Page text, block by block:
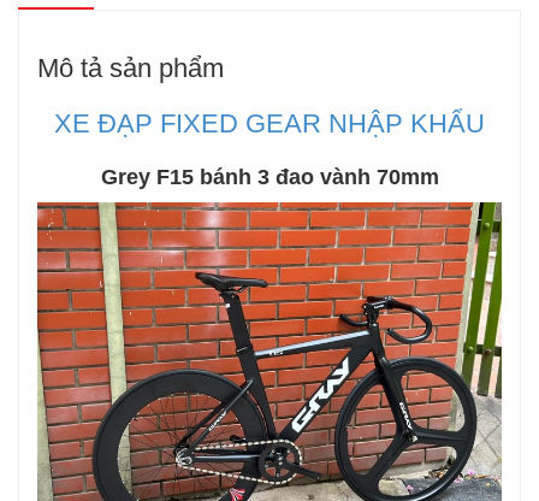
Mô tả sản phẩm
XE ĐẠP FIXED GEAR NHẬP KHẨU
Grey F15 bánh 3 đao vành 70mm